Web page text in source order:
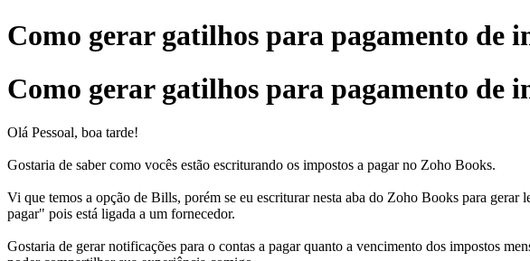
Como gerar gatilhos para pagamento de
Como gerar gatilhos para pagamento de
Olá Pessoal, boa tarde!
Gostaria de saber como vocês estão escriturando os impostos a pagar no Zoho Books.
Vi que temos a opção de Bills, porém se eu escriturar nesta aba do Zoho Books para
pagar" pois está ligada a um fornecedor.
Gostaria de gerar notificações para o contas a pagar quanto a vencimento dos impostos